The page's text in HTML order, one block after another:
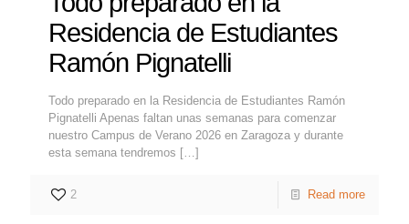
Residencia de Estudiantes
Ramón Pignatelli
Todo preparado en la Residencia de Estudiantes Ramón
Pignatelli Apenas faltan unas semanas para comenzar
nuestro Campus de Verano 2026 en Zaragoza y durante
esta semana tendremos […]
2 Read more